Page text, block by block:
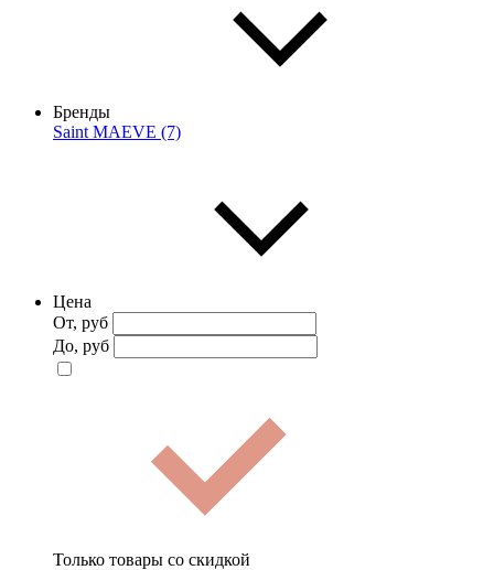
Бренды
Saint MAEVE (7)
Цена
От, руб
До, руб
Только товары со скидкой